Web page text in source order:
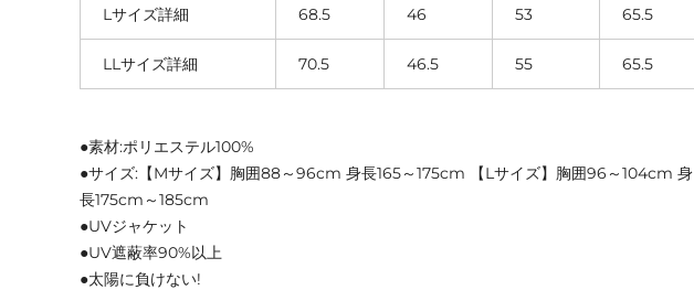
Lサイズ詳細 68.5 46 53 65.5
LLサイズ詳細 70.5 46.5 55 65.5
●素材:ポリエステル100%
●サイズ:【Mサイズ】胸囲88～96cm 身長165～175cm 【Lサイズ】胸囲96～104cm 身
長175cm～185cm
●UVジャケット
●UV遮蔽率90%以上
●太陽に負けない!